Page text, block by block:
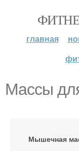
главная
Массы
Мышечная